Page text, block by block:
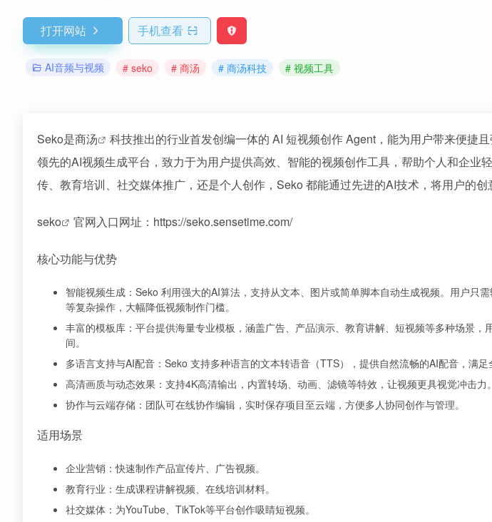
打开网站 手机查看
AI音频与视频 # seko # 商汤 # 商汤科技 # 视频工具
Seko是商汤
科技推出的行业首发创编一体的 AI 短视频创作 Agent，能为用户带来便捷
领先的AI视频生成平台，致力于为用户提供高效、智能的视频创作工具，帮助个人和企业
传、教育培训、社交媒体推广，还是个人创作，Seko 都能通过先进的AI技术，将用户的创
seko 官网入口网址：https://seko.sensetime.com/
核心功能与优势
智能视频生成：Seko 利用强大的AI算法，支持从文本、图片或简单脚本自动生成视频。用户只
等复杂操作，大幅降低视频制作门槛。
丰富的模板库：平台提供海量专业模板，涵盖广告、产品演示、教育讲解、短视频等多种场景，
间。
多语言支持与AI配音：Seko 支持多种语言的文本转语音（TTS），提供自然流畅的AI配音，满足
高清画质与动态效果：支持4K高清输出，内置转场、动画、滤镜等特效，让视频更具视觉冲击力。
协作与云端存储：团队可在线协作编辑，实时保存项目至云端，方便多人协同创作与管理。
适用场景
企业营销：快速制作产品宣传片、广告视频。
教育行业：生成课程讲解视频、在线培训材料。
社交媒体：为YouTube、TikTok等平台创作吸睛短视频。